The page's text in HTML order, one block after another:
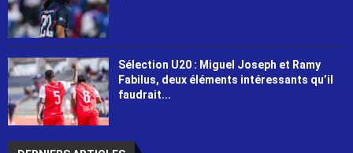
Sélection U20 : Miguel Joseph et Ramy
Fabilus, deux éléments intéressants qu’il
faudrait...